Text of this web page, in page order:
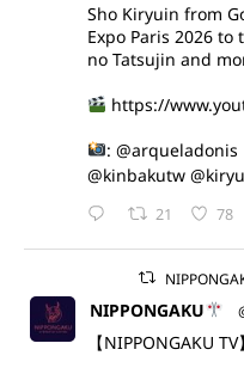
Sho Kiryuin from
Expo Paris 2026
no Tatsujin and
https://
: @arqueladonis
@kinbakutw
21 78
NIPPONGAKU
【NIPPONGAKU TV